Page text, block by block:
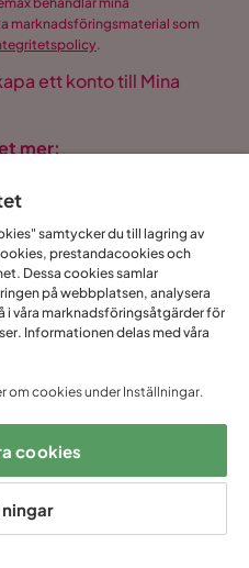
marknadsföringsmaterial som
.
ett konto till Mina
mer:
online & i butik
digitalt
Snabb
Upp till 20 års
samtycker du till lagring av
prestandacookies och
Dessa cookies samlar
på webbplatsen, analysera
i våra marknadsföringsåtgärder för
Informationen delas med våra
om cookies under Inställningar.
cookies